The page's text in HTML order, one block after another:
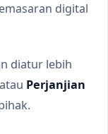
digital
diatur lebih
atau Perjanjian